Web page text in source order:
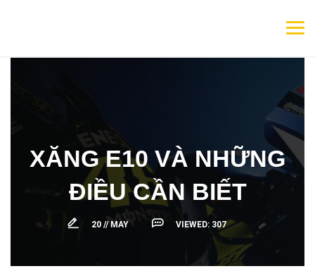
XĂNG E10 VÀ NHỮNG
ĐIỀU CẦN BIẾT
20 //MAY VIEWED: 307